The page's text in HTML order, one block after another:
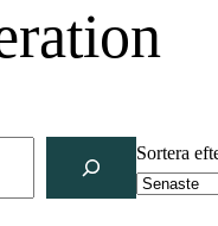
Sortera